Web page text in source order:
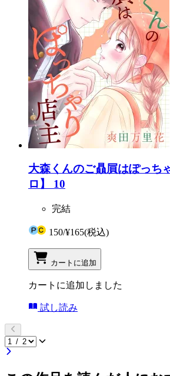
大森くんのご贔屓はぽっち
ロ】 10
完結
150/¥165(税込)
カートに追加
カートに追加しました
試し読み